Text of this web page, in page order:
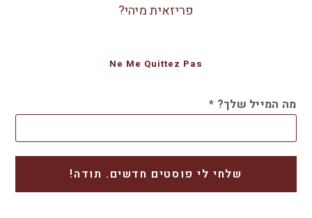
פריזאית מיהי?
Ne Me Quittez Pas
מה המייל שלך? *